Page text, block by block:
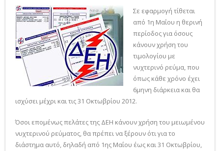
ΕΠΙΚΟΙΝΩΝΙΑ
Σε εφαρμογή τίθεται
από 1η Μαΐου η θερινή
περίοδος για όσους
κάνουν χρήση του
τιμολογίου με
νυχτερινό ρεύμα, που
όπως κάθε χρόνο έχει
6μηνη διάρκεια και θα
ισχύσει μέχρι και τις 31 Οκτωβρίου 2012.
Όσοι επομένως πελάτες της ΔΕΗ κάνουν χρήση του μειωμένου
νυχτερινού ρεύματος, θα πρέπει να ξέρουν ότι για το
διάστημα αυτό, δηλαδή από 1ης Μαΐου έως και 31 Οκτωβρίου,